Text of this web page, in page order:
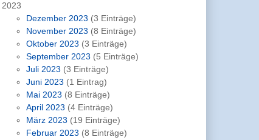
2023
Dezember 2023 (3 Einträge)
November 2023 (8 Einträge)
Oktober 2023 (3 Einträge)
September 2023 (5 Einträge)
Juli 2023 (3 Einträge)
Juni 2023 (1 Eintrag)
Mai 2023 (8 Einträge)
April 2023 (4 Einträge)
März 2023 (19 Einträge)
Februar 2023 (8 Einträge)